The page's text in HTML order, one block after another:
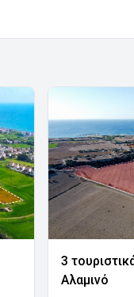
3
Αλαμινό